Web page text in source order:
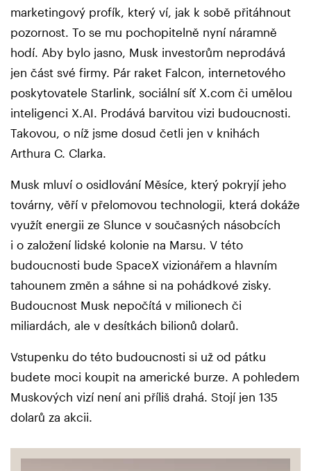
marketingový profík, který ví, jak k sobě přitáhnout
pozornost. To se mu pochopitelně nyní náramně
hodí. Aby bylo jasno, Musk investorům neprodává
jen část své firmy. Pár raket Falcon, internetového
poskytovatele Starlink, sociální síť X.com či umělou
inteligenci X.AI. Prodává barvitou vizi budoucnosti.
Takovou, o níž jsme dosud četli jen v knihách
Arthura C. Clarka.
Musk mluví o osidlování Měsíce, který pokryjí jeho
továrny, věří v přelomovou technologii, která dokáže
využít energii ze Slunce v současných násobcích
i o založení lidské kolonie na Marsu. V této
budoucnosti bude SpaceX vizionářem a hlavním
tahounem změn a sáhne si na pohádkové zisky.
Budoucnost Musk nepočítá v milionech či
miliardách, ale v desítkách bilionů dolarů.
Vstupenku do této budoucnosti si už od pátku
budete moci koupit na americké burze. A pohledem
Muskových vizí není ani příliš drahá. Stojí jen 135
dolarů za akcii.